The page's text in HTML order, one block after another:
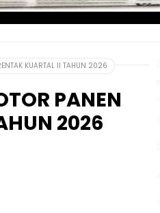
KUARTAL II TAHUN 2026
PANEN
2026